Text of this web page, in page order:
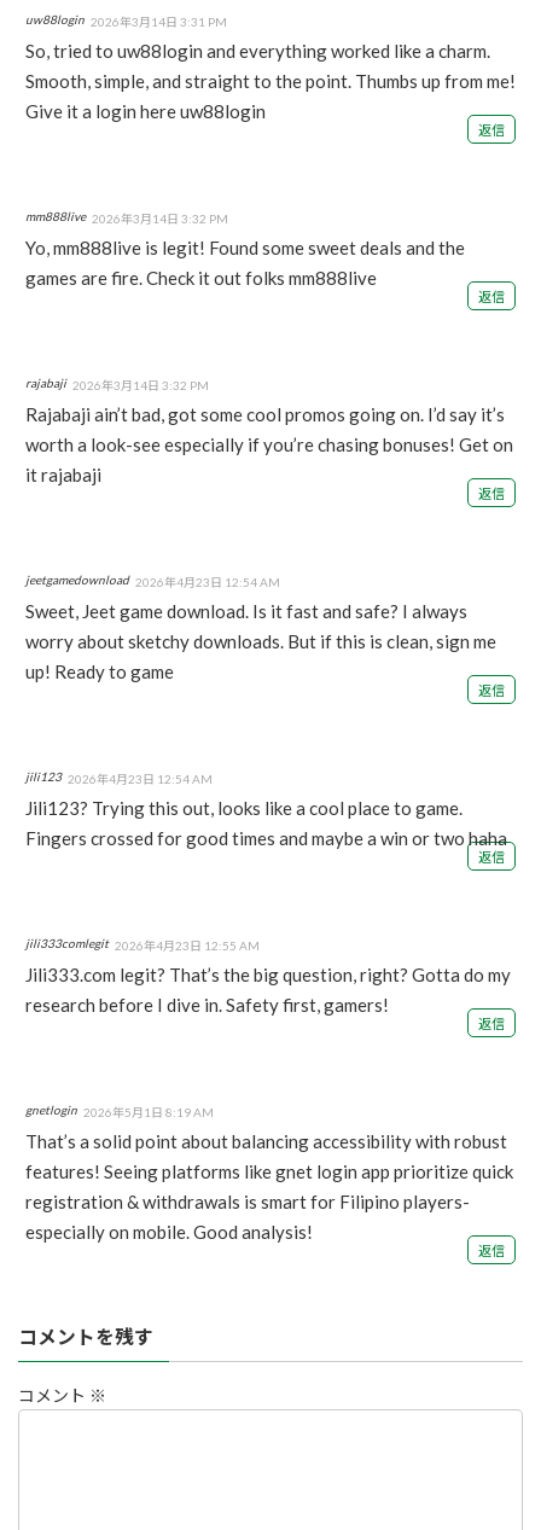
uw88login 2026年3月14日 3:31 PM
So, tried to uw88login and everything worked like a charm.
Smooth, simple, and straight to the point. Thumbs up from me!
Give it a login hereuw88login
返信
mm888live 2026年3月14日 3:32 PM
Yo, mm888live is legit! Found some sweet deals and the
games are fire. Check it out folks mm888live
返信
rajabaji 2026年3月14日 3:32 PM
Rajabaji ain’t bad, got some cool promos going on. I’d say it’s
worth a look-see especially if you’re chasing bonuses! Get on
itrajabaji
返信
jeetgamedownload 2026年4月23日 12:54 AM
Sweet, Jeet game download. Is it fast and safe? I always
worry about sketchy downloads. But if this is clean, sign me
up! Ready to game
返信
jili123 2026年4月23日 12:54 AM
Jili123? Trying this out, looks like a cool place to game.
Fingers crossed for good times and maybe a win or two haha
返信
jili333comlegit 2026年4月23日 12:55 AM
Jili333.com legit? That’s the big question, right? Gotta do my
research before I dive in. Safety first, gamers!
返信
gnetlogin 2026年5月1日 8:19 AM
That’s a solid point about balancing accessibility with robust
features! Seeing platforms likegnet login app prioritize quick
registration & withdrawals is smart for Filipino players-
especially on mobile. Good analysis!
返信
コメントを残す
コメント ※